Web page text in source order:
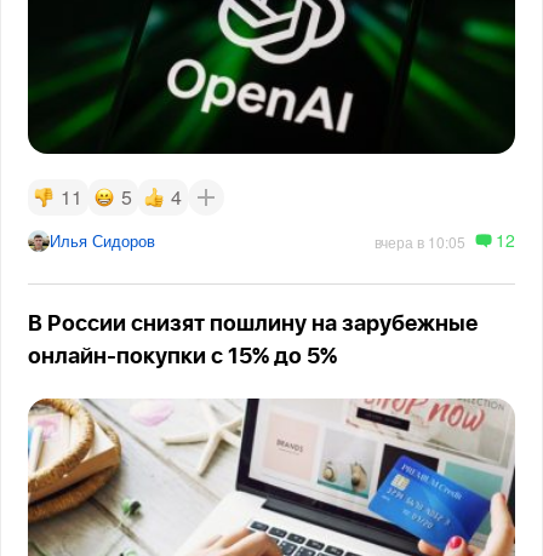
11 5 4
Илья Сидоров вчера в 10:05 12
В России снизят пошлину на зарубежные
онлайн-покупки с 15% до 5%